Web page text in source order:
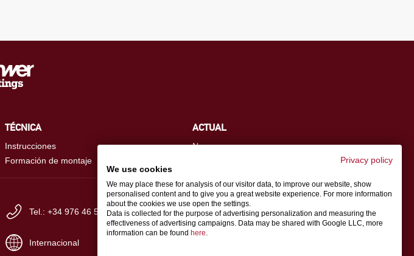
TÉCNICA
Instrucciones
Formación de montaje
ACTUAL
News
Tel.: +34 976 46 56-60 info.es@schwer.com
Internacional
Privacy policy
We use cookies
We may place these for analysis of our visitor data, to improve our website, show
personalised content and to give you a great website experience. For more information
about the cookies we use open the settings.
Data is collected for the purpose of advertising personalization and measuring the
effectiveness of advertising campaigns. Data may be shared with Google LLC, more
information can be found here.